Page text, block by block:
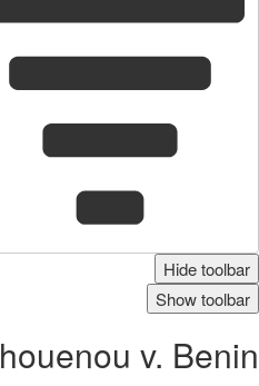
Hide toolbar
Show toolbar
v. Benin